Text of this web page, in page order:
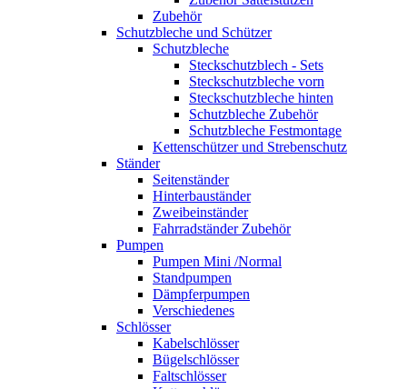
Zubehör
Schutzbleche und Schützer
Schutzbleche
Steckschutzblech - Sets
Steckschutzbleche vorn
Steckschutzbleche hinten
Schutzbleche Zubehör
Schutzbleche Festmontage
Kettenschützer und Strebenschutz
Ständer
Seitenständer
Hinterbauständer
Zweibeinständer
Fahrradständer Zubehör
Pumpen
Pumpen Mini /Normal
Standpumpen
Dämpferpumpen
Verschiedenes
Schlösser
Kabelschlösser
Bügelschlösser
Faltschlösser